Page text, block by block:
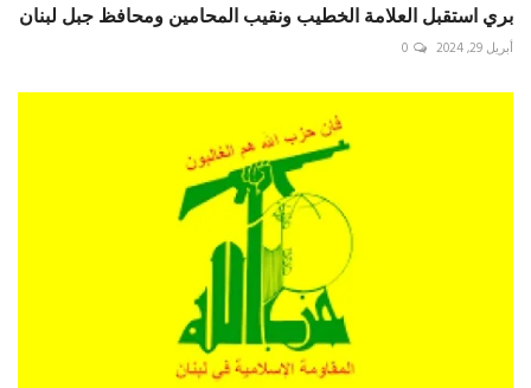
بري استقبل العلامة الخطيب ونقيب المحامين ومحافظ جبل لبنان
أبريل 29, 2024 0